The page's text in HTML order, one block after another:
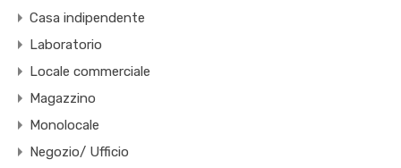
Casa indipendente
Laboratorio
Locale commerciale
Magazzino
Monolocale
Negozio/ Ufficio